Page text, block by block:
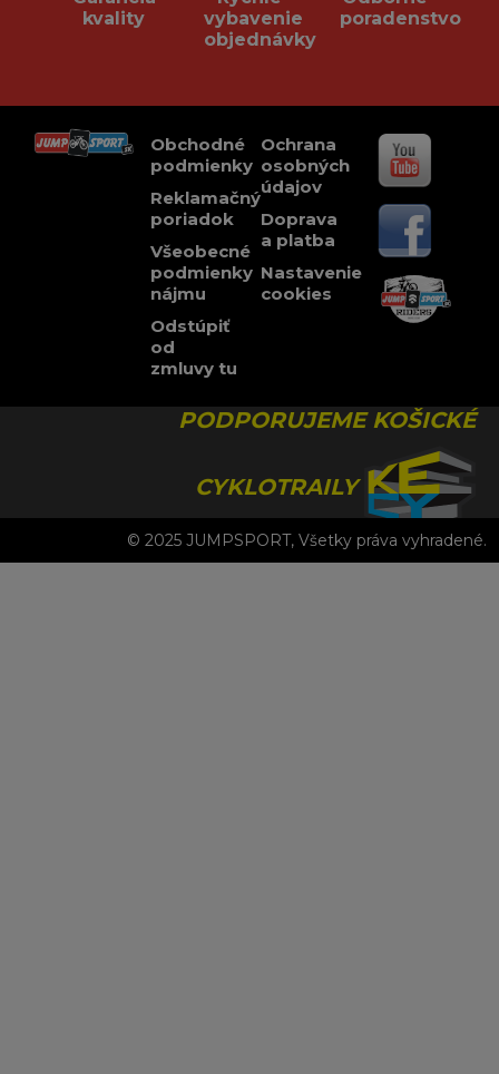
kvality
vybavenie
objednávky
poradenstvo
Obchodné
podmienky
Reklamačný
poriadok
Všeobecné
podmienky
nájmu
Odstúpiť
od
zmluvy tu
Ochrana
osobných
údajov
Doprava
a platba
Nastavenie
cookies
PODPORUJEME KOŠICKÉ
CYKLOTRAILY
© 2025 JUMPSPORT, Všetky práva vyhradené.